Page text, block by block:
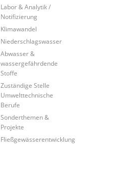
Labor & Analytik /
Notifizierung
Klimawandel
Niederschlagswasser
Abwasser &
wassergefährdende
Stoffe
Zuständige Stelle
Umwelttechnische
Berufe
Sonderthemen &
Projekte
Fließgewässerentwicklung